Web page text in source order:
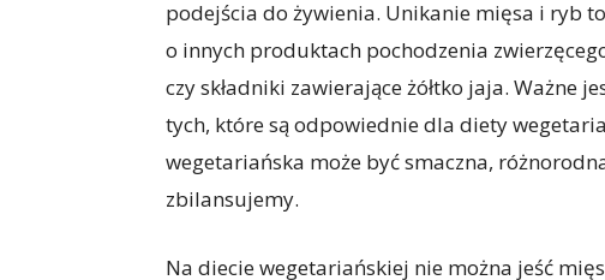
podejścia do żywienia. Unikanie mięsa i ryb
o innych produktach pochodzenia
czy składniki zawierające żółtko jaja.
tych, które są odpowiednie dla diety
wegetariańska może być smaczna,
zbilansujemy.
Na diecie wegetariańskiej nie można jeść